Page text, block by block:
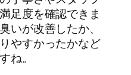
足度を確認できま
いが改善したか、
やすかったかなど
ね。